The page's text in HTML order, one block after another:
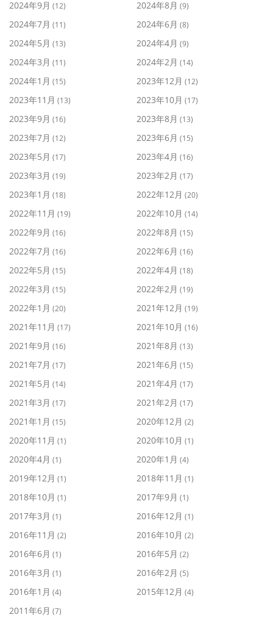
2024年9月 (12) 2024年8月 (9)
2024年7月 (11) 2024年6月 (8)
2024年5月 (13) 2024年4月 (9)
2024年3月 (11) 2024年2月 (14)
2024年1月 (15) 2023年12月 (12)
2023年11月 (13) 2023年10月 (17)
2023年9月 (16) 2023年8月 (13)
2023年7月 (12) 2023年6月 (15)
2023年5月 (17) 2023年4月 (16)
2023年3月 (19) 2023年2月 (17)
2023年1月 (18) 2022年12月 (20)
2022年11月 (19) 2022年10月 (14)
2022年9月 (16) 2022年8月 (15)
2022年7月 (16) 2022年6月 (16)
2022年5月 (15) 2022年4月 (18)
2022年3月 (15) 2022年2月 (19)
2022年1月 (20) 2021年12月 (19)
2021年11月 (17) 2021年10月 (16)
2021年9月 (16) 2021年8月 (13)
2021年7月 (17) 2021年6月 (15)
2021年5月 (14) 2021年4月 (17)
2021年3月 (17) 2021年2月 (17)
2021年1月 (15) 2020年12月 (2)
2020年11月 (1) 2020年10月 (1)
2020年4月 (1) 2020年1月 (4)
2019年12月 (1) 2018年11月 (1)
2018年10月 (1) 2017年9月 (1)
2017年3月 (1) 2016年12月 (1)
2016年11月 (2) 2016年10月 (2)
2016年6月 (1) 2016年5月 (2)
2016年3月 (1) 2016年2月 (5)
2016年1月 (4) 2015年12月 (4)
2011年6月 (7)